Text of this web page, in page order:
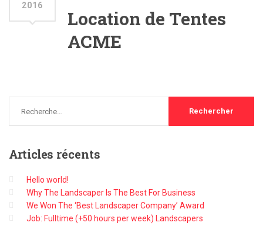
2016
Location de Tentes
ACME
Articles récents
Hello world!
Why The Landscaper Is The Best For Business
We Won The ‘Best Landscaper Company’ Award
Job: Fulltime (+50 hours per week) Landscapers